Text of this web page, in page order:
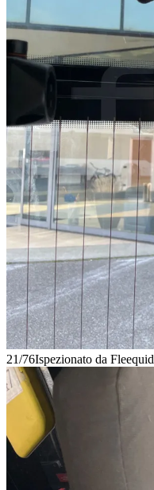
21/76Ispezionato da Fleequid